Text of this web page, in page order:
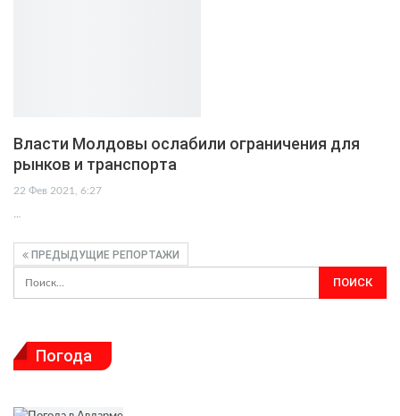
Власти Молдовы ослабили ограничения для
рынков и транспорта
22 Фев 2021, 6:27
ПРЕДЫДУЩИЕ РЕПОРТАЖИ
Погода